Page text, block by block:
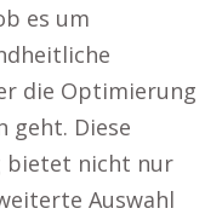
es um
die Optimierung
geht. Diese
bietet nicht nur
Auswahl